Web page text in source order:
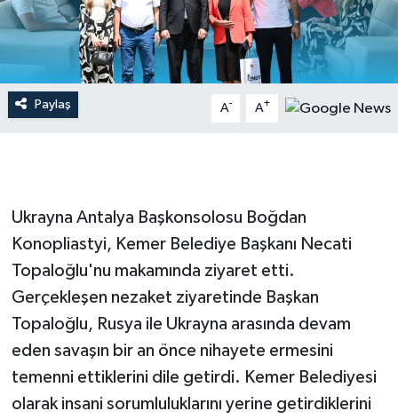
Paylaş A- A+
Ukrayna Antalya Başkonsolosu Boğdan
Konopliastyi, Kemer Belediye Başkanı Necati
Topaloğlu'nu makamında ziyaret etti.
Gerçekleşen nezaket ziyaretinde Başkan
Topaloğlu, Rusya ile Ukrayna arasında devam
eden savaşın bir an önce nihayete ermesini
temenni ettiklerini dile getirdi. Kemer Belediyesi
olarak insani sorumluluklarını yerine getirdiklerini